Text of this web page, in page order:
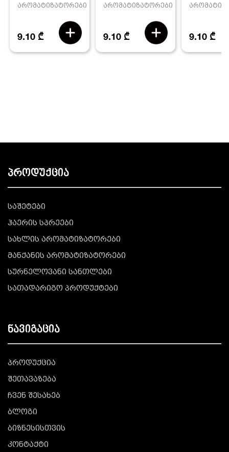
არომატიზატორები
9.10 ₾
არომატიზატორები
9.10 ₾ 9.10 ₾
პროდუქცია
საშეტები
ჰაერის სპრეები
სახლის არომატიზატორები
მანქანის არომატიზატორები
სურნელოვანი სანთლები
სათადარიგო პროდუქტები
ნავიგაცია
პროდუქცია
შეთავაზება
ჩვენ შესახებ
ბლოგი
ბიზნესისთვის
კონტაქტი